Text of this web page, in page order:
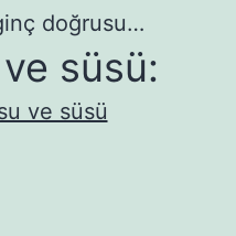
doğrusu…
süsü: